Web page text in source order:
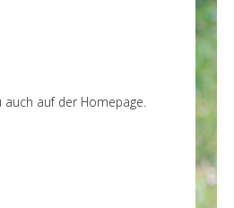
auf der Homepage.